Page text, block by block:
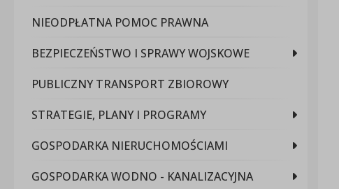
NIEODPŁATNA POMOC PRAWNA
BEZPIECZEŃSTWO I SPRAWY WOJSKOWE
PUBLICZNY TRANSPORT ZBIOROWY
STRATEGIE, PLANY I PROGRAMY
GOSPODARKA NIERUCHOMOŚCIAMI
GOSPODARKA WODNO - KANALIZACYJNA